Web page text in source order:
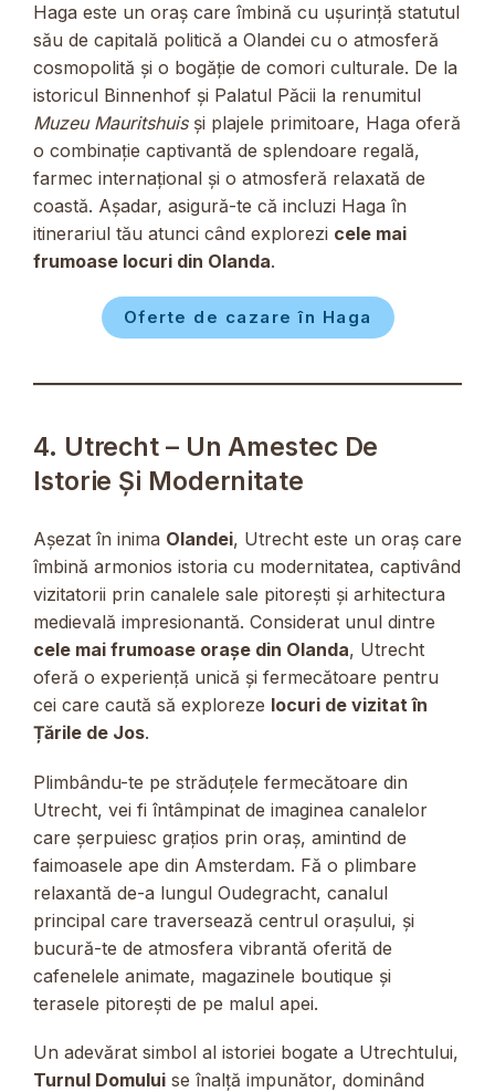
Haga este un oraș care îmbină cu ușurință statutul
său de capitală politică a Olandei cu o atmosferă
cosmopolită și o bogăție de comori culturale. De la
istoricul Binnenhof și Palatul Păcii la renumitul
Muzeu Mauritshuisși plajele primitoare, Haga oferă
o combinație captivantă de splendoare regală,
farmec internațional și o atmosferă relaxată de
coastă. Așadar, asigură-te că incluzi Haga în
itinerariul tău atunci când explorezi cele mai
frumoase locuri din Olanda.
Oferte de cazare în Haga
4. Utrecht – Un Amestec De
Istorie Și Modernitate
Așezat în inima Olandei, Utrecht este un oraș care
îmbină armonios istoria cu modernitatea, captivând
vizitatorii prin canalele sale pitorești și arhitectura
medievală impresionantă. Considerat unul dintre
cele mai frumoase orașe din Olanda, Utrecht
oferă o experiență unică și fermecătoare pentru
cei care caută să exploreze locuri de vizitat în
Țările de Jos.
Plimbându-te pe străduțele fermecătoare din
Utrecht, vei fi întâmpinat de imaginea canalelor
care șerpuiesc grațios prin oraș, amintind de
faimoasele ape din Amsterdam. Fă o plimbare
relaxantă de-a lungul Oudegracht, canalul
principal care traversează centrul orașului, și
bucură-te de atmosfera vibrantă oferită de
cafenelele animate, magazinele boutique și
terasele pitorești de pe malul apei.
Un adevărat simbol al istoriei bogate a Utrechtului,
Turnul Domului se înalță impunător, dominând